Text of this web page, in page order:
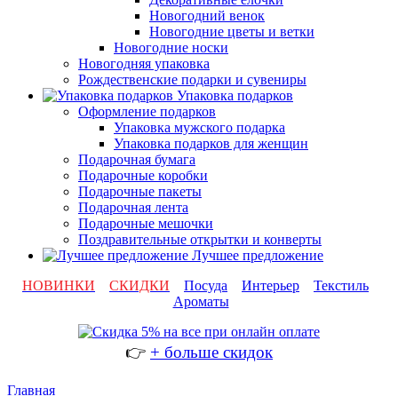
Новогодний венок
Новогодние цветы и ветки
Новогодние носки
Новогодняя упаковка
Рождественские подарки и сувениры
Упаковка подарков
Оформление подарков
Упаковка мужского подарка
Упаковка подарков для женщин
Подарочная бумага
Подарочные коробки
Подарочные пакеты
Подарочная лента
Подарочные мешочки
Поздравительные открытки и конверты
Лучшее предложение
НОВИНКИ
СКИДКИ Посуда Интерьер
Текстиль
Ароматы
👉 + больше скидок
Главная